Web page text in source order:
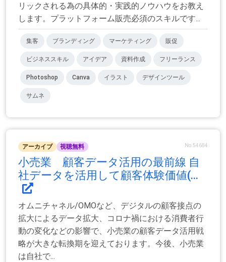
リックされる為の具体的・実践的ノウハウをお教え
します。プラットフォーム販売必須のスキルです...
集客 ブランディング マーケティング 販促
ビジネススキル アイデア 資料作成 フリーランス
Photoshop Canva イラスト デザインツール
サムネ
アーカイブ 視聴無料 No.54684
小売業 顧客データ活用の最前線 自
社データを活用して顧客体験価値(...
オムニチャネル/OMOなど、デジタルの顧客接点の
拡大によるデータ拡大、コロナ禍における消費者行
動の変化などの影響で、小売業の顧客データ活用戦
略が大きな転換期を迎えております。今後、小売業
は自社で...